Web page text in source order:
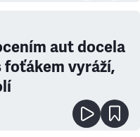
aut docela
foťákem vyráží,